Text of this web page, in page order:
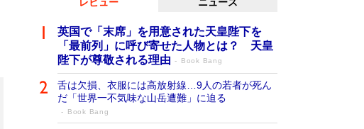
レビュー ニュース
英国で「末席」を用意された天皇陛下を
「最前列」に呼び寄せた人物とは？ 天皇
陛下が尊敬される理由
Book Bang
舌は欠損、衣服には高放射線…9人の若者が死ん
だ「世界一不気味な山岳遭難」に迫る
Book Bang